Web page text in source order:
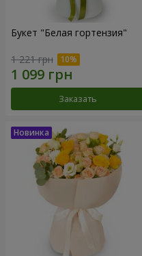
Букет "Белая гортензия"
1 221 грн
Заказать